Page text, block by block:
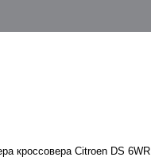
кроссовера Citroen DS 6WR